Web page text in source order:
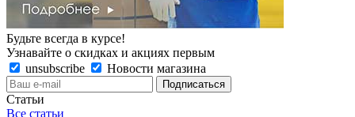
Будьте всегда в курсе!
Узнавайте о скидках и акциях первым
unsubscribe
Новости магазина
Статьи
Все статьи